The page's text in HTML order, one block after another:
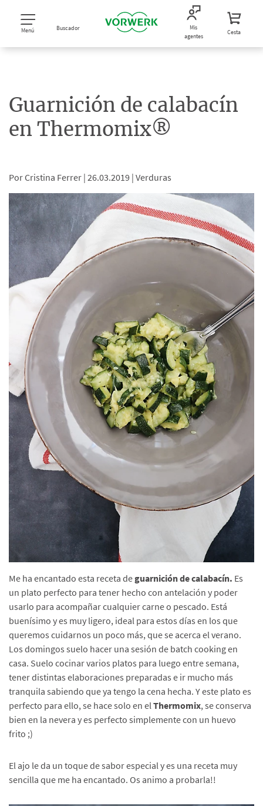
Menú Buscador
Mis
agentes
Cesta
Guarnición de calabacín
en Thermomix®
Por Cristina Ferrer | 26.03.2019 | Verduras
Me ha encantado esta receta deguarnición de calabacín. Es
un plato perfecto para tener hecho con antelación y poder
usarlo para acompañar cualquier carne o pescado. Está
buenísimo y es muy ligero, ideal para estos días en los que
queremos cuidarnos un poco más, que se acerca el verano.
Los domingos suelo hacer una sesión de batch cooking en
casa. Suelo cocinar varios platos para luego entre semana,
tener distintas elaboraciones preparadas e ir mucho más
tranquila sabiendo que ya tengo la cena hecha. Y este plato es
perfecto para ello, se hace solo en elThermomix, se conserva
bien en la nevera y es perfecto simplemente con un huevo
frito ;)
El ajo le da un toque de sabor especial y es una receta muy
sencilla que me ha encantado. Os animo a probarla!!